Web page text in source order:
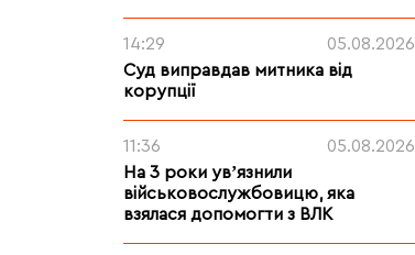
14:29
05.08.2026
Суд виправдав митника від
корупції
11:36
05.08.2026
На 3 роки увʼязнили
військовослужбовицю, яка
взялася допомогти з ВЛК